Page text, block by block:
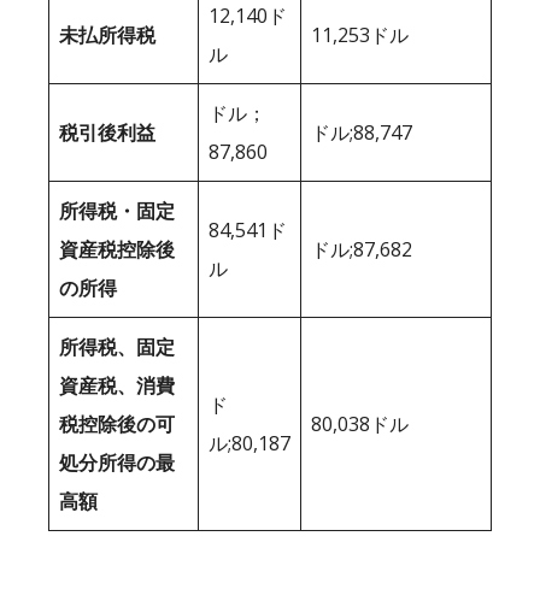
未払所得税
12,140ド
ル
11,253ドル
税引後利益
ドル；
87,860
ドル;88,747
所得税・固定
資産税控除後
の所得
84,541ド
ル
ドル;87,682
所得税、固定
資産税、消費
税控除後の可
処分所得の最
高額
ド
ル;80,187
80,038ドル